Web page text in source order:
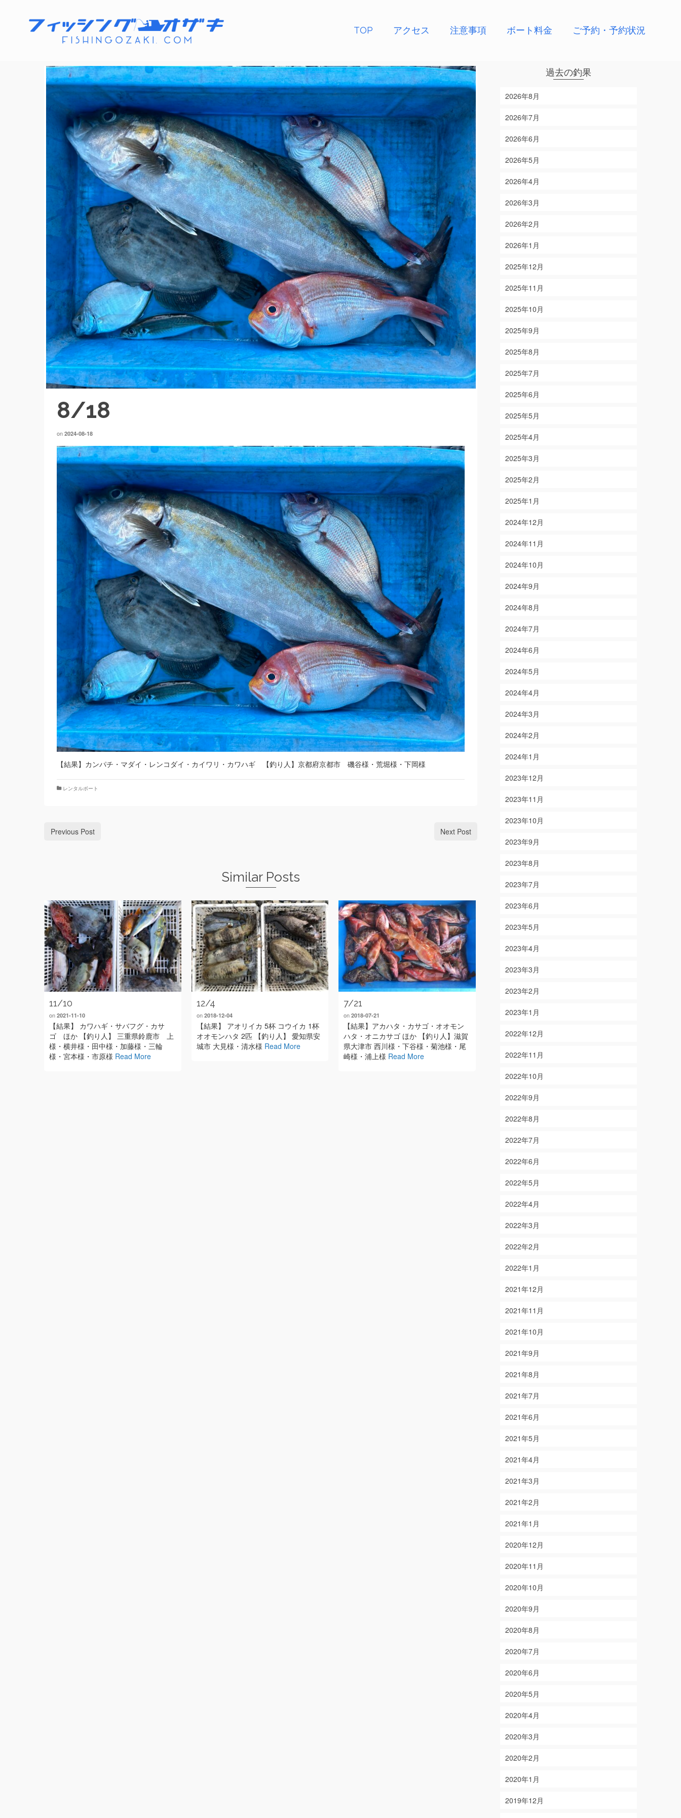
TOP アクセス 注意事項 ボート料金 ご予約・予約状況
8/18
on 2024-08-18
【結果】カンパチ・マダイ・レンコダイ・カイワリ・カワハギ 【釣り人】京都府京都市 磯谷様・荒堀様・下岡様
レンタルボート
Previous Post Next Post
Similar Posts
11/10
on 2021-11-10
【結果】 カワハギ・サバフグ・カサ
ゴ ほか 【釣り人】 三重県鈴鹿市 上
様・横井様・田中様・加藤様・三輪
様・宮本様・市原様 Read More
12/4
on 2018-12-04
【結果】 アオリイカ 5杯 コウイカ 1杯
オオモンハタ 2匹 【釣り人】 愛知県安
城市 大見様・清水様 Read More
7/21
on2018-07-21
【結果】アカハタ・カサゴ・オオモン
ハタ・オニカサゴ ほか 【釣り人】滋賀
県大津市 西川様・下谷様・菊池様・尾
崎様・浦上様 Read More
2018-12-22
か 【釣り人】 愛知県知多市 匿名希望様
過去の釣果
2026年8月
2026年7月
2026年6月
2026年5月
2026年4月
2026年3月
2026年2月
2026年1月
2025年12月
2025年11月
2025年10月
2025年9月
2025年8月
2025年7月
2025年6月
2025年5月
2025年4月
2025年3月
2025年2月
2025年1月
2024年12月
2024年11月
2024年10月
2024年9月
2024年8月
2024年7月
2024年6月
2024年5月
2024年4月
2024年3月
2024年2月
2024年1月
2023年12月
2023年11月
2023年10月
2023年9月
2023年8月
2023年7月
2023年6月
2023年5月
2023年4月
2023年3月
2023年2月
2023年1月
2022年12月
2022年11月
2022年10月
2022年9月
2022年8月
2022年7月
2022年6月
2022年5月
2022年4月
2022年3月
2022年2月
2022年1月
2021年12月
2021年11月
2021年10月
2021年9月
2021年8月
2021年7月
2021年6月
2021年5月
2021年4月
2021年3月
2021年2月
2021年1月
2020年12月
2020年11月
2020年10月
2020年9月
2020年8月
2020年7月
2020年6月
2020年5月
2020年4月
2020年3月
2020年2月
2020年1月
2019年12月